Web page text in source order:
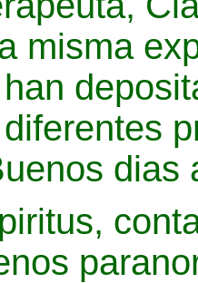
misma
dias